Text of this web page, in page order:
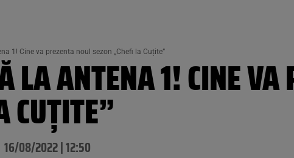
1! Cine va prezenta noul sezon „Chefi la Cuțite”
LA ANTENA 1! CINE VA
CUȚITE”
16/08/2022 | 12:50